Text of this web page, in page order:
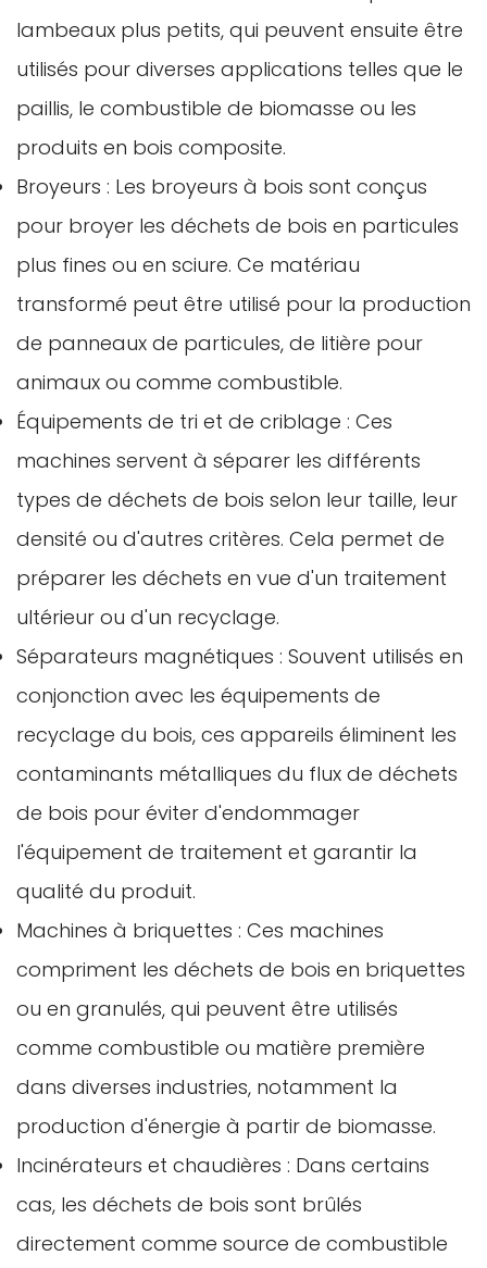
lambeaux plus petits, qui peuvent ensuite être
utilisés pour diverses applications telles que le
paillis, le combustible de biomasse ou les
produits en bois composite.
Broyeurs : Les broyeurs à bois sont conçus
pour broyer les déchets de bois en particules
plus fines ou en sciure. Ce matériau
transformé peut être utilisé pour la production
de panneaux de particules, de litière pour
animaux ou comme combustible.
Équipements de tri et de criblage : Ces
machines servent à séparer les différents
types de déchets de bois selon leur taille, leur
densité ou d'autres critères. Cela permet de
préparer les déchets en vue d'un traitement
ultérieur ou d'un recyclage.
Séparateurs magnétiques : Souvent utilisés en
conjonction avec les équipements de
recyclage du bois, ces appareils éliminent les
contaminants métalliques du flux de déchets
de bois pour éviter d'endommager
l'équipement de traitement et garantir la
qualité du produit.
Machines à briquettes : Ces machines
compriment les déchets de bois en briquettes
ou en granulés, qui peuvent être utilisés
comme combustible ou matière première
dans diverses industries, notamment la
production d'énergie à partir de biomasse.
Incinérateurs et chaudières : Dans certains
cas, les déchets de bois sont brûlés
directement comme source de combustible
Confirmez votre âge
Avez-vous 18 ans ou plus?
Non, je ne le suis pas Oui je suis